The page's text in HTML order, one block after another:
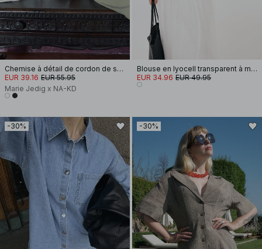
Chemise à détail de cordon de serrage
EUR 39.16 EUR 55.95
Marie Jedig x NA-KD
Blouse en lyocell transparent à manches longues et plis nervures
EUR 34.96 EUR 49.95
-30% -30%